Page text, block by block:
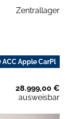
Zentrallager
ACC Apple CarPl
28.999,00 €
ausweisbar